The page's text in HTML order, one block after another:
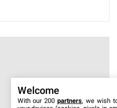
Welcome
With our 200partners, we wish